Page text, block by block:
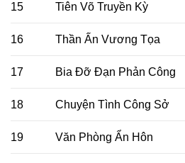
15 Tiên Võ Truyền Kỳ
16 Thần Ấn Vương Tọa
17 Bia Đỡ Đạn Phản Công
18 Chuyện Tình Công Sở
19 Văn Phòng Ẩn Hôn